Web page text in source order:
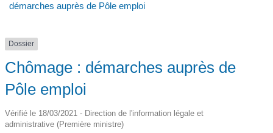
démarches auprès de Pôle emploi
Dossier
Chômage : démarches auprès de
Pôle emploi
Vérifié le 18/03/2021 - Direction de l'information légale et
administrative (Première ministre)